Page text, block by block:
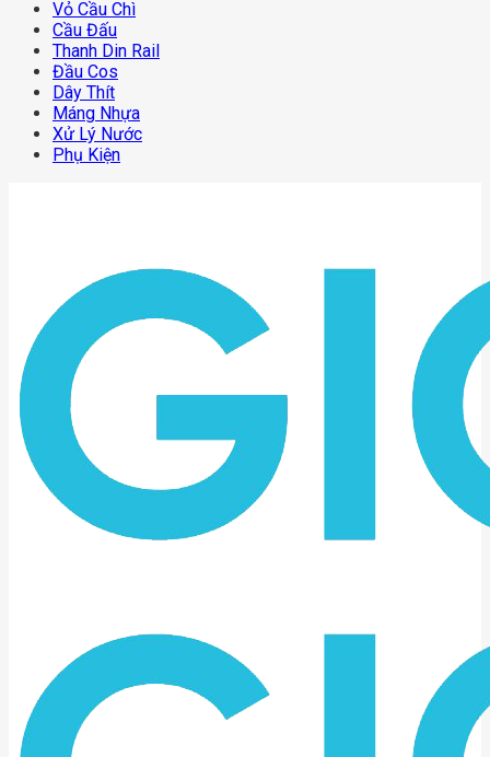
Vỏ Cầu Chì
Cầu Đấu
Thanh Din Rail
Đầu Cos
Dây Thít
Máng Nhựa
Xử Lý Nước
Phụ Kiện